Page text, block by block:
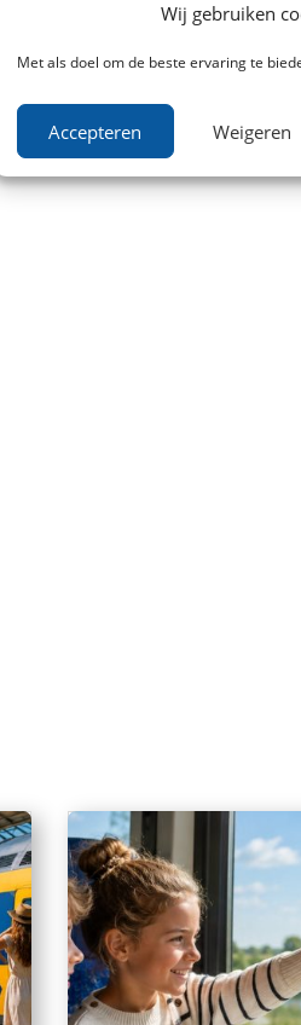
Wij gebruiken
Met als doel om de beste ervaring te
Accepteren Weigeren